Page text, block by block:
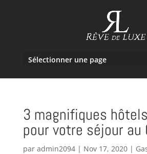
Sélectionner une page
3 magnifiques
pour votre séjour au
par admin2094| Nov 17, 2020|